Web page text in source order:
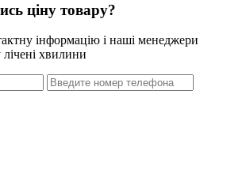
ціну товару?
інформацію і наші менеджери
хвилини